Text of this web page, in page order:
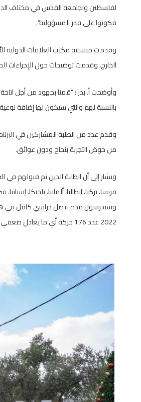
لفلسطين ولجامعة القدس في مختلف
فكونوا على قدر المسؤولية”.
وقدمت منسقة مكتب العلاقات الدولية
الخارج، وقدمت توضيحات حول الإجراءات
وأوضحت أ. بدر : “قمنا بجهود من أجل
بالنسبة لهم والتي سيكون لها إضافة
وقدم عدد من الطلبة المشاركين في
من خوض التجربة بنجاح ودون عوائق.
ويشار إلى أن الطلبة الذين تم قبولهم
فرنسا، تركيا، ايطاليا، ألمانيا، بلجيكا،
2022 عدد 176 حركة أي ما يعادل ضعفي الحركات في السنوات الماضية.